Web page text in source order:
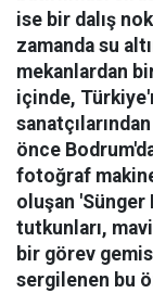
ise bir dalış
zamanda su
mekanlardan
içinde,
sanatçılarından
önce
fotoğraf
oluşan 'Sünger
tutkunları,
bir görev
sergilenen bu